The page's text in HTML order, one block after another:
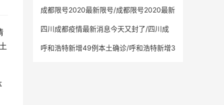
成都限号2020最新限号/成都限号2020最新
四川成都疫情最新消息今天又封了/四川成
呼和浩特新增49例本土确诊/呼和浩特新增3